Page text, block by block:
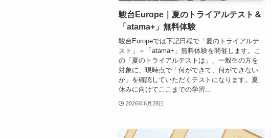
駿台Europe｜夏のトライアルテスト＆
「atama+」無料体験
駿台Europeでは下記日程で「夏のトライアルテ
スト」＋「atama+」無料体験を開催します。こ
の「夏のトライアルテストは」、一般生の方を
対象に、現時点で「何ができて、何ができない
か」を確認していただくテストになります。夏
休みに向けてここまでの学習...
2026年6月28日